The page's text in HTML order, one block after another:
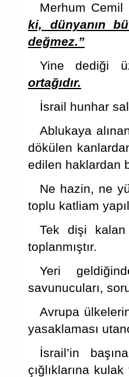
Merhum Cemil
ki, dünyanın
değmez.”
Yine dediği
ortağıdır.
İsrail hunhar
Ablukaya
dökülen
edilen haklardan
Ne hazin, ne
toplu katliam
Tek dişi kalan
toplanmıştır.
Yeri
savunucuları,
Avrupa
yasaklaması
İsrail’in
çığlıklarına